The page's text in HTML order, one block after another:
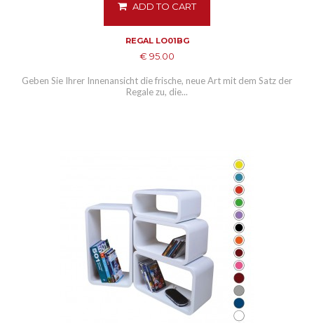
ADD TO CART
REGAL LO01BG
€ 95.00
Geben Sie Ihrer Innenansicht die frische, neue Art mit dem Satz der
Regale zu, die...